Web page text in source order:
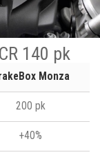
140 pk
Monza
200 pk
+40%